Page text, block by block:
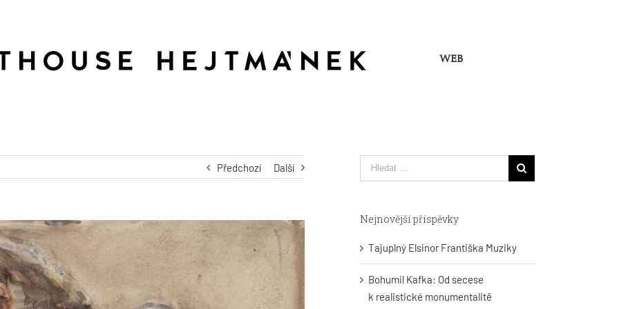
WEB
Předchozí Další
Hledat
...
Nejnovější příspěvky
Tajuplný Elsinor Františka Muziky
Bohumil Kafka: Od secese
k realistické monumentalitě